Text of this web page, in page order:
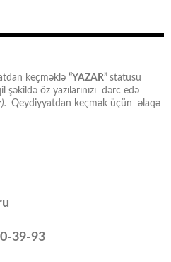
keçməklə “YAZAR” statusu
öz yazılarınızı dərc edə
). Qeydiyyatdan keçmək üçün əlaqə
39-93